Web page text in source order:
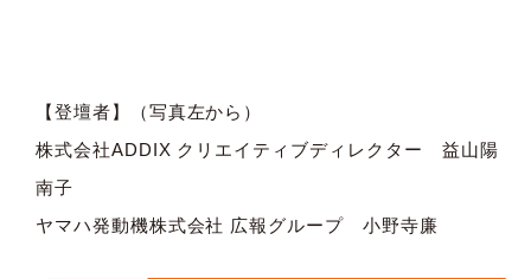
【登壇者】（写真左から）
株式会社ADDIX クリエイティブディレクター 益山陽
南子
ヤマハ発動機株式会社 広報グループ 小野寺廉